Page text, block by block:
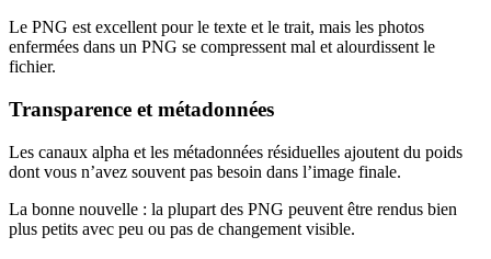
Le PNG est excellent pour le texte et le trait, mais les photos
enfermées dans un PNG se compressent mal et alourdissent le
fichier.
Transparence et métadonnées
Les canaux alpha et les métadonnées résiduelles ajoutent du poids
dont vous n’avez souvent pas besoin dans l’image finale.
La bonne nouvelle : la plupart des PNG peuvent être rendus bien
plus petits avec peu ou pas de changement visible.